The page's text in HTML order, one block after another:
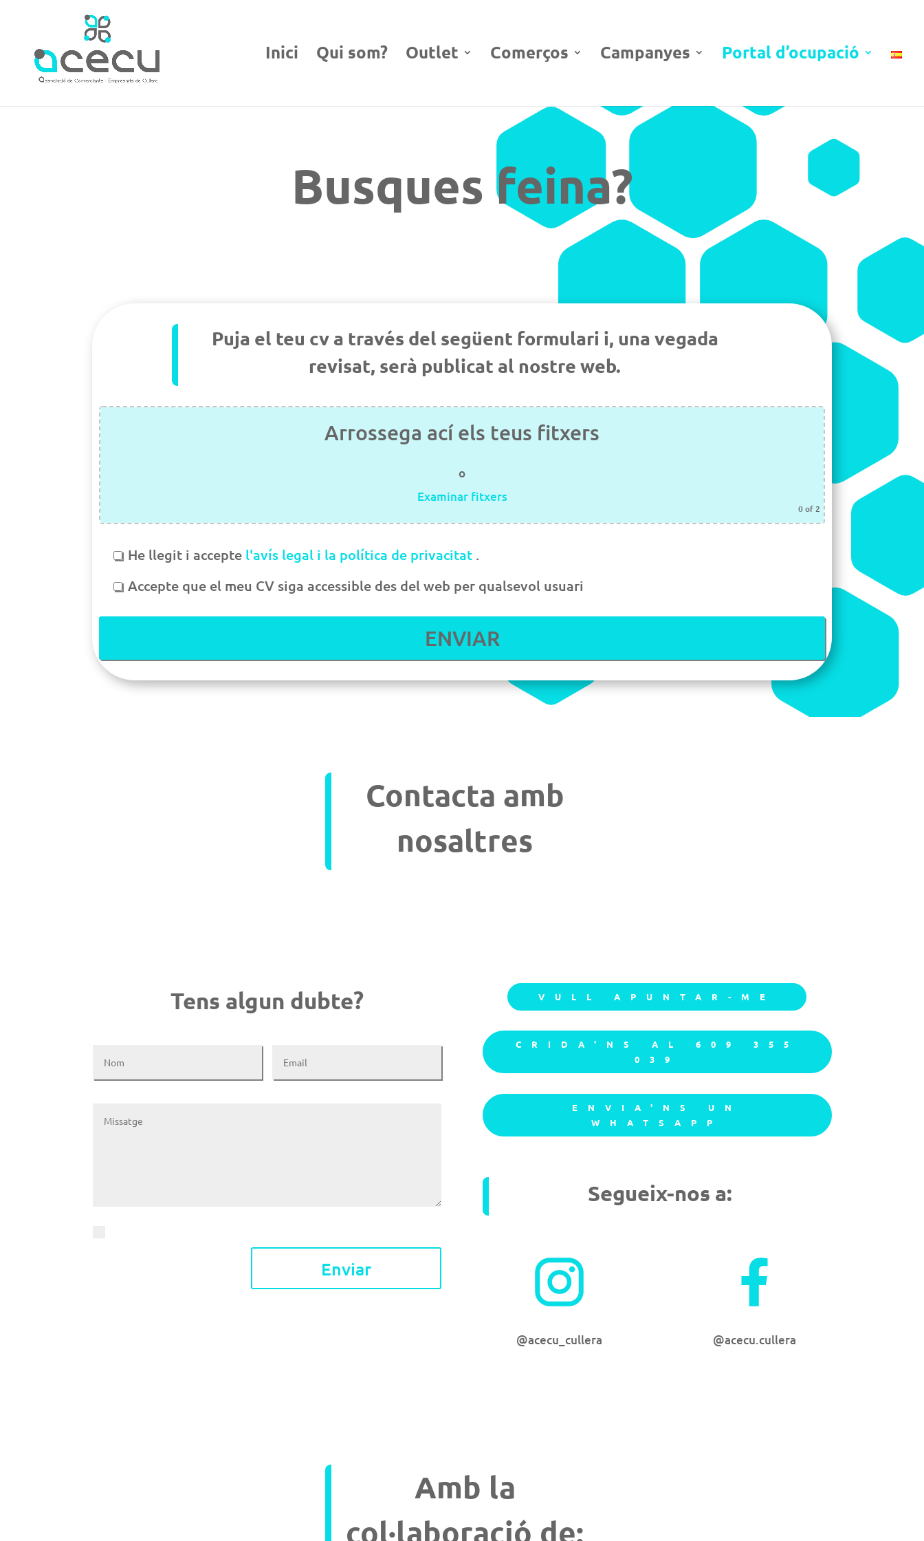
Inici Qui som? Outlet Comerços Campanyes Portal d’ocupació
Busques feina?
Puja el teu cv a través del següent formulari i, una vegada
revisat, serà publicat al nostre web.
o
0of 2
He llegit i accepte l'avís legal i la política de privacitat .
Accepte que el meu CV siga accessible des del web per qualsevol usuari
Contacta amb
nosaltres
Tens algun dubte?
Enviar
VULL APUNTAR-ME
CRIDA'NS AL 609 355
039
ENVIA'NS UN
WHATSAPP
Segueix-nos a:
@acecu_cullera @acecu.cullera
Amb la
col·laboració de: